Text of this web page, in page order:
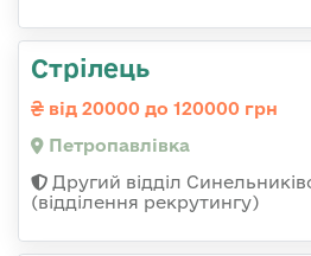
Стрілець
від 20000 до 120000 грн
Петропавлівка
Другий відділ
(відділення рекрутингу)